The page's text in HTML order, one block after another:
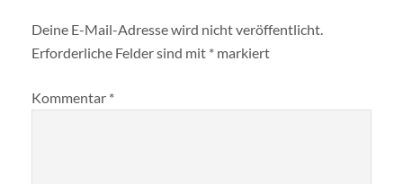
Deine E-Mail-Adresse wird nicht veröffentlicht.
Erforderliche Felder sind mit * markiert
Kommentar *